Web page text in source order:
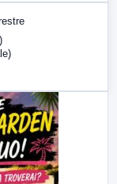
LabNews (replica)
LabNews (replica)